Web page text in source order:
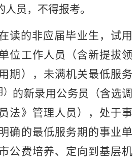
员， 不得报考。
读的非应届毕业生，试用
位工作人员（含新提拔领
期）， 未满机关最低服务
的新录用公务员（含选调
法》管理人员），处于事
确的最低服务期 的事业单
公费培养、定向到基层机